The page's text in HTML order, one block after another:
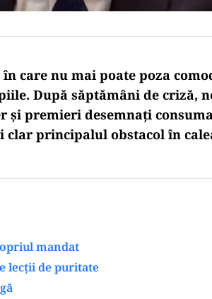
care nu mai poate poza
După săptămâni de criză,
și premieri desemnați
clar principalul obstacol în
mandat
lecții de puritate